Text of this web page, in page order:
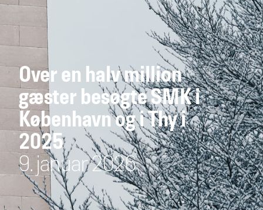
Over en halv million
gæster besøgte SMK i
København og i Thy i
2025
9. januar 2026